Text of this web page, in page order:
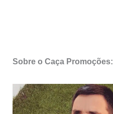
Sobre o Caça Promoções: